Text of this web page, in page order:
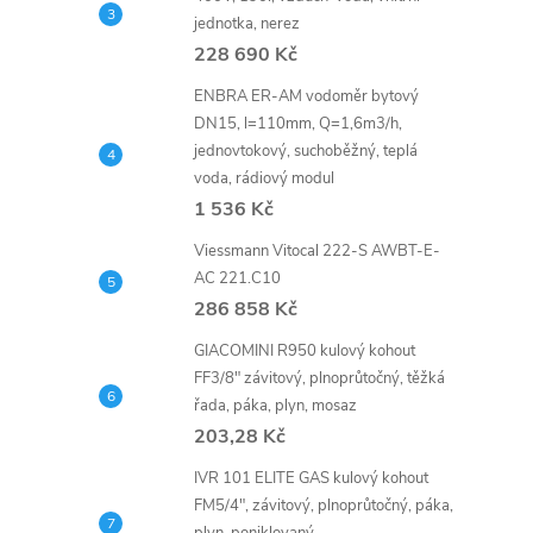
l
jednotka, nerez
228 690 Kč
ENBRA ER-AM vodoměr bytový
DN15, l=110mm, Q=1,6m3/h,
jednovtokový, suchoběžný, teplá
voda, rádiový modul
1 536 Kč
Viessmann Vitocal 222-S AWBT-E-
AC 221.C10
286 858 Kč
GIACOMINI R950 kulový kohout
FF3/8" závitový, plnoprůtočný, těžká
řada, páka, plyn, mosaz
203,28 Kč
IVR 101 ELITE GAS kulový kohout
FM5/4", závitový, plnoprůtočný, páka,